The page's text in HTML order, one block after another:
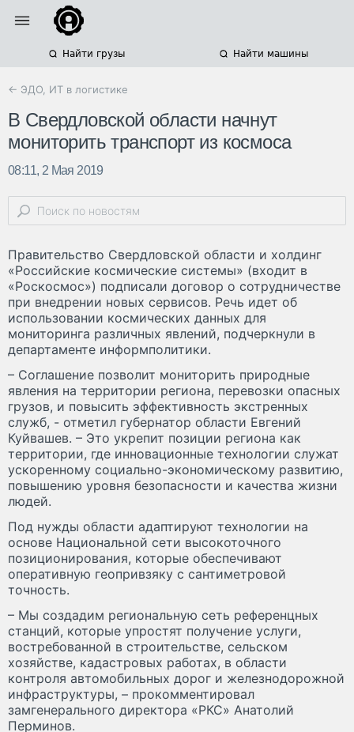
Найти грузы Найти машины
← ЭДО, ИТ в логистике
В Свердловской области начнут
мониторить транспорт из космоса
08:11, 2 Мая 2019
Правительство Свердловской области и холдинг
«Российские космические системы» (входит в
«Роскосмос») подписали договор о сотрудничестве
при внедрении новых сервисов. Речь идет об
использовании космических данных для
мониторинга различных явлений, подчеркнули в
департаменте информполитики.
– Соглашение позволит мониторить природные
явления на территории региона, перевозки опасных
грузов, и повысить эффективность экстренных
служб, - отметил губернатор области Евгений
Куйвашев. – Это укрепит позиции региона как
территории, где инновационные технологии служат
ускоренному социально-экономическому развитию,
повышению уровня безопасности и качества жизни
людей.
Под нужды области адаптируют технологии на
основе Национальной сети высокоточного
позиционирования, которые обеспечивают
оперативную геопривзяку с сантиметровой
точность.
– Мы создадим региональную сеть референцных
станций, которые упростят получение услуги,
востребованной в строительстве, сельском
хозяйстве, кадастровых работах, в области
контроля автомобильных дорог и железнодорожной
инфраструктуры, – прокомментировал
замгенерального директора «РКС» Анатолий
Перминов.